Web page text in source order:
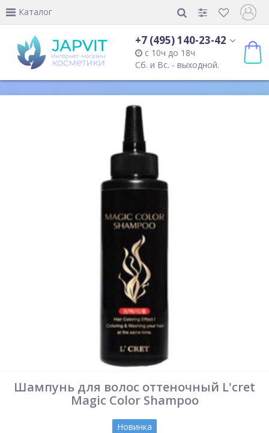
Каталог
+7 (495) 140-23-42
с 10ч до 18ч
Сб. и Вс. - выходной.
Шампунь для волос оттеночный L'cret
Magic Color Shampoo
Новинка